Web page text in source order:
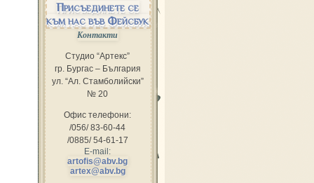
Присъединете се
към нас във Фейсбук
Контакти
Студио “Артекс”
гр. Бургас – България
ул. “Ал. Стамболийски”
№ 20
Офис телефони:
/056/ 83-60-44
/0885/ 54-61-17
E-mail:
artofis@abv.bg
artex@abv.bg